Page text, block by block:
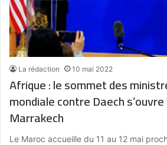
La rédaction 10 mai 2022
Afrique : le sommet des
mondiale contre Daech
Marrakech
Le Maroc accueille du 11 au 12 mai